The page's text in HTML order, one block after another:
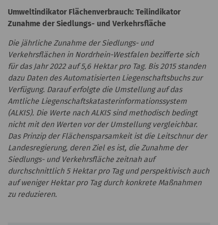
Umweltindikator Flächenverbrauch: Teilindikator
Zunahme der Siedlungs- und Verkehrsfläche
Die jährliche Zunahme der Siedlungs- und
Verkehrsflächen in Nordrhein-Westfalen bezifferte sich
für das Jahr 2022 auf 5,6 Hektar pro Tag. Bis 2015 standen
dazu Daten des Automatisierten Liegenschaftsbuchs zur
Verfügung. Darauf erfolgte die Umstellung auf das
Amtliche Liegenschaftskatasterinformationssystem
(ALKIS). Die Werte nach ALKIS sind methodisch bedingt
nicht mit den Werten vor der Umstellung vergleichbar.
Das Prinzip der Flächensparsamkeit ist die Leitschnur der
Landesregierung, deren Ziel es ist, die Zunahme der
Siedlungs- und Verkehrsfläche zeitnah auf
durchschnittlich 5 Hektar pro Tag und perspektivisch auch
auf weniger Hektar pro Tag durch konkrete Maßnahmen
zu reduzieren.